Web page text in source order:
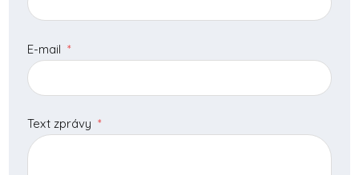
E-mail *
Text zprávy *